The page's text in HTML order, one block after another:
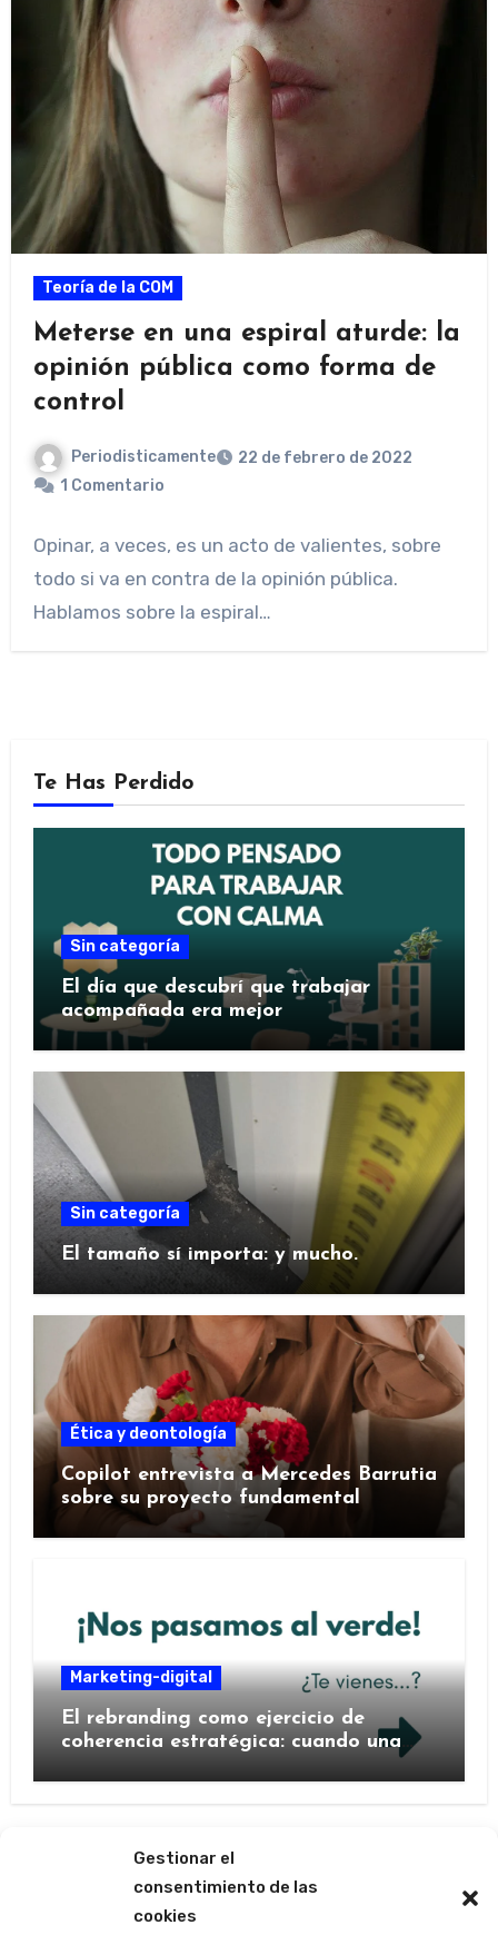
Gestionar el
consentimiento de las
cookies
Teoría de la COM
Meterse en una espiral aturde: la
opinión pública como forma de
control
Periodisticamente
22 de febrero de 2022
1 Comentario
Opinar, a veces, es un acto de valientes, sobre
todo si va en contra de la opinión pública.
Hablamos sobre la espiral…
Te Has Perdido
Sin categoría
El día que descubrí que trabajar
acompañada era mejor
Sin categoría
El tamaño sí importa: y mucho.
Ética y deontología
Copilot entrevista a Mercedes Barrutia
sobre su proyecto fundamental
Marketing-digital
El rebranding como ejercicio de
coherencia estratégica: cuando una
Las ágoras de Mercedes